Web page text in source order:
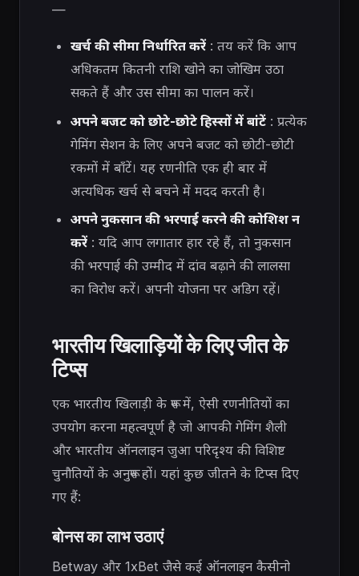
—
खर्च की सीमा निर्धारित करें: तय करें कि आप
अधिकतम कितनी राशि खोने का जोखिम उठा
सकते हैं और उस सीमा का पालन करें।
अपने बजट को छोटे-छोटे हिस्सों में बांटें: प्रत्येक
गेमिंग सेशन के लिए अपने बजट को छोटी-छोटी
रकमों में बाँटें। यह रणनीति एक ही बार में
अत्यधिक खर्च से बचने में मदद करती है।
अपने नुकसान की भरपाई करने की कोशिश न
करें: यदि आप लगातार हार रहे हैं, तो नुकसान
की भरपाई की उम्मीद में दांव बढ़ाने की लालसा
का विरोध करें। अपनी योजना पर अडिग रहें।
भारतीय खिलाड़ियों के लिए जीत के
टिप्स
एक भारतीय खिलाड़ी के रूप में, ऐसी रणनीतियों का
उपयोग करना महत्वपूर्ण है जो आपकी गेमिंग शैली
और भारतीय ऑनलाइन जुआ परिदृश्य की विशिष्ट
चुनौतियों के अनुरूप हों। यहां कुछ जीतने के टिप्स दिए
गए हैं:
बोनस का लाभ उठाएं
Betway और 1xBet जैसे कई ऑनलाइन कैसीनो